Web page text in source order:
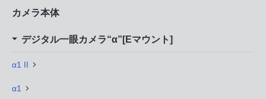
カメラ本体
デジタル一眼カメラ“α”[Eマウント]
α1 II
α1